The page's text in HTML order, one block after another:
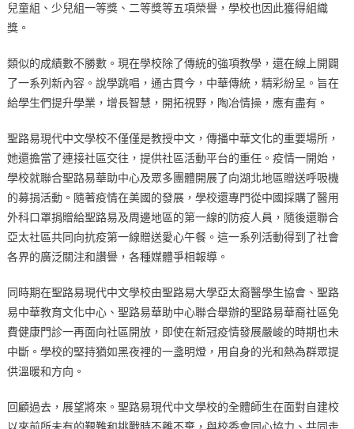
兒童組、少兒組一等獎、二等獎等五項榮譽，學校也因此獲得組織
獎。
類似的成績數不勝數。現在學校除了傳統的強項教學，還在線上開闢
了一系列新內容。說學跳唱，通古貫今，中華傳統，精彩紛呈。旨在
給學生們提升學業，增長智慧，開拓視野，陶冶情操，應有盡有。
聖路易現代中文學校不僅僅是教授中文，傳播中華文化的重要場所，
她還擔當了連接社區交往，提供社區活動平台的重任。疫情一開始，
學校就聯合聖路易華助中心及眾多團體開展了向湖北地區贈送呼吸機
的募捐活動。隨著疫情在美國的發展，學校還專門從中國採購了醫用
外科口罩捐贈給聖路易及周邊地區的第一線的防疫人員，隨後還聯合
亞太社區共同向抗疫第一線贈送愛心午餐。這一系列活動得到了社會
各界的廣泛關注和讚譽，各種媒體爭相報導。
同時期在聖路易現代中文學校由聖路易大學亞太裔醫學生協會、聖路
易中華教育文化中心、聖路易華助中心聯合舉辦的聖路易華裔社區免
費健康門診一再面向社區開放，即使在新冠疫情發展嚴峻的時期也未
中斷。學校的堅持猶如黑夜裡的一盞明燈，用自身的光和熱為群眾提
供溫暖和方向。
回顧過去，展望將來。聖路易現代中文學校的全體師生在面對自建校